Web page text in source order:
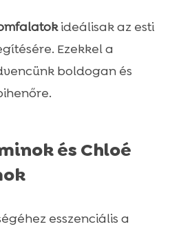
ideálisak az esti
Ezekkel a
boldogan és
és Chloé
esszenciális a